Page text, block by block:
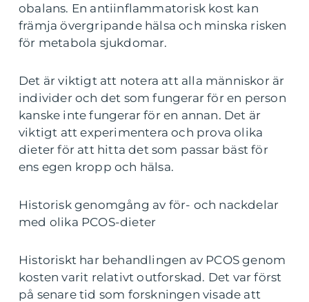
obalans. En antiinflammatorisk kost kan
främja övergripande hälsa och minska risken
för metabola sjukdomar.
Det är viktigt att notera att alla människor är
individer och det som fungerar för en person
kanske inte fungerar för en annan. Det är
viktigt att experimentera och prova olika
dieter för att hitta det som passar bäst för
ens egen kropp och hälsa.
Historisk genomgång av för- och nackdelar
med olika PCOS-dieter
Historiskt har behandlingen av PCOS genom
kosten varit relativt outforskad. Det var först
på senare tid som forskningen visade att